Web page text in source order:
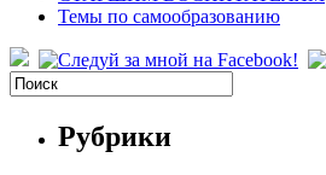
Темы по самообразованию
Рубрики